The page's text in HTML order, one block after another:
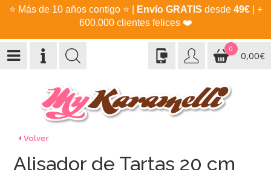
⭐ Más de 10 años contigo ⭐ Envío GRATIS desde 49€| +
600.000 clientes felices ❤️
0
0,00€
Volver
Alisador de Tartas 20 cm